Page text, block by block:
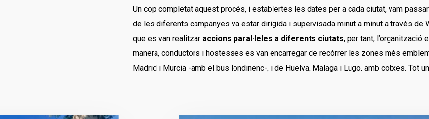
Un cop completat aquest procés, i establertes les dates per a cada ciutat, vam passar
de les diferents campanyes va estar dirigida i supervisada minut a minut a través de
que es van realitzar accions paral·leles a diferents ciutats, per tant, l’organització
manera, conductors i hostesses es van encarregar de recórrer les zones més
Madrid i Murcia -amb el bus londinenc-, i de Huelva, Malaga i Lugo, amb cotxes. Tot